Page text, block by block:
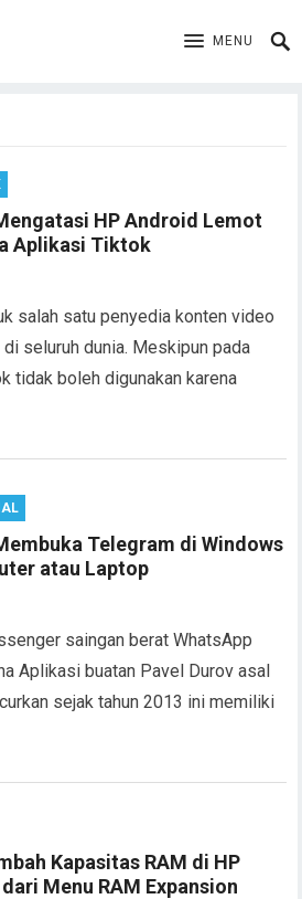
MENU
HP Android Lemot
Aplikasi Tiktok
salah satu penyedia konten video
seluruh dunia. Meskipun pada
tidak boleh digunakan karena
Telegram di Windows
atau Laptop
saingan berat WhatsApp
Aplikasi buatan Pavel Durov asal
sejak tahun 2013 ini memiliki
Kapasitas RAM di HP
dari Menu RAM Expansion